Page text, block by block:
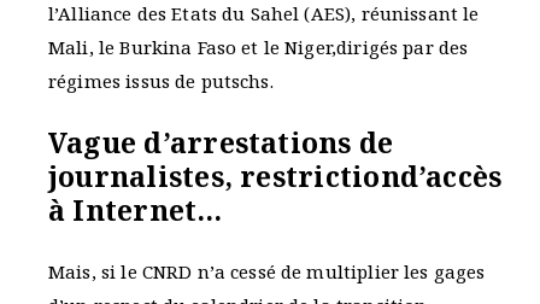
l’Alliance des Etats du Sahel (AES), réunissant le
Mali, le Burkina Faso et le Niger,dirigés par des
régimes issus de putschs.
Vague d’arrestations de
journalistes, restrictiond’accès
à Internet…
Mais, si le CNRD n’a cessé de multiplier les gages